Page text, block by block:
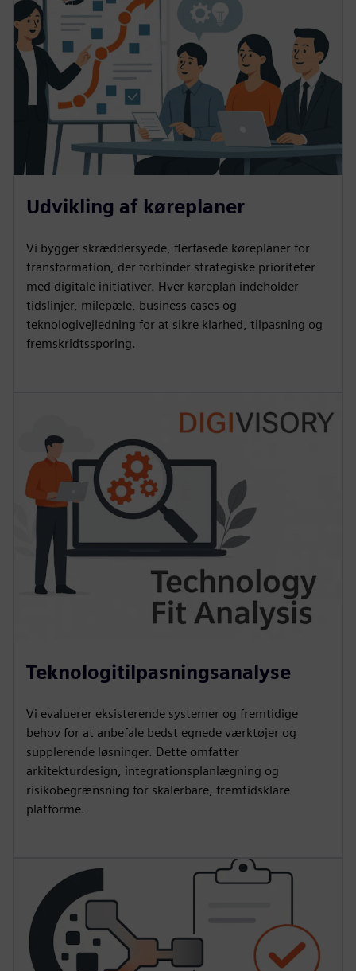
Udvikling af køreplaner
Vi bygger skræddersyede, flerfasede køreplaner for
transformation, der forbinder strategiske prioriteter
med digitale initiativer. Hver køreplan indeholder
tidslinjer, milepæle, business cases og
teknologivejledning for at sikre klarhed, tilpasning og
fremskridtssporing.
Teknologitilpasningsanalyse
Vi evaluerer eksisterende systemer og fremtidige
behov for at anbefale bedst egnede værktøjer og
supplerende løsninger. Dette omfatter
arkitekturdesign, integrationsplanlægning og
risikobegrænsning for skalerbare, fremtidsklare
platforme.